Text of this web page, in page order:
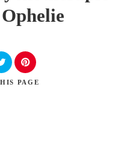
PAGE